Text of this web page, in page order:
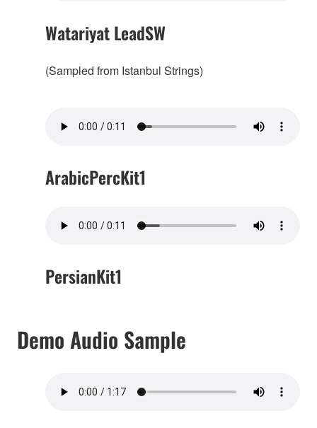
Watariyat LeadSW
(Sampled from Istanbul Strings)
ArabicPercKit1
PersianKit1
Demo Audio Sample